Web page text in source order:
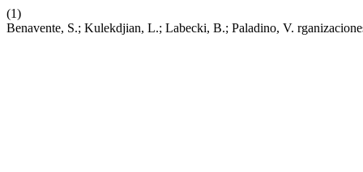
(1)
Benavente, S.; Kulekdjian, L.; Labecki, B.; Paladino, V.